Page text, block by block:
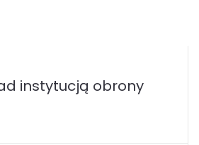
instytucją obrony